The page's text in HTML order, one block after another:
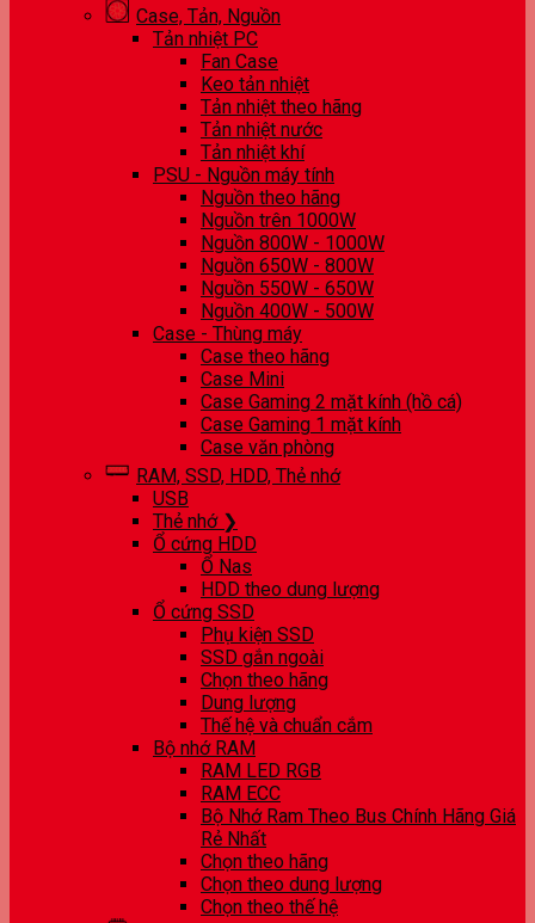
Case, Tản, Nguồn
Tản nhiệt PC
Fan Case
Keo tản nhiệt
Tản nhiệt theo hãng
Tản nhiệt nước
Tản nhiệt khí
PSU - Nguồn máy tính
Nguồn theo hãng
Nguồn trên 1000W
Nguồn 800W - 1000W
Nguồn 650W - 800W
Nguồn 550W - 650W
Nguồn 400W - 500W
Case - Thùng máy
Case theo hãng
Case Mini
Case Gaming 2 mặt kính (hồ cá)
Case Gaming 1 mặt kính
Case văn phòng
RAM, SSD, HDD, Thẻ nhớ
USB
Thẻ nhớ ❯
Ổ cứng HDD
Ổ Nas
HDD theo dung lượng
Ổ cứng SSD
Phụ kiện SSD
SSD gắn ngoài
Chọn theo hãng
Dung lượng
Thế hệ và chuẩn cắm
Bộ nhớ RAM
RAM LED RGB
RAM ECC
Bộ Nhớ Ram Theo Bus Chính Hãng Giá
Rẻ Nhất
Chọn theo hãng
Chọn theo dung lượng
Chọn theo thế hệ